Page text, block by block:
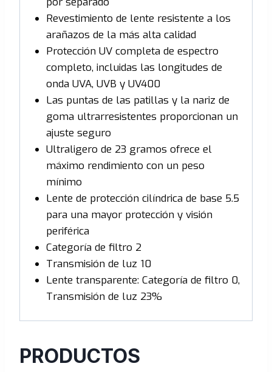
Revestimiento de lente resistente a los
arañazos de la más alta calidad
Protección UV completa de espectro
completo, incluidas las longitudes de
onda UVA, UVB y UV400
Las puntas de las patillas y la nariz de
goma ultrarresistentes proporcionan un
ajuste seguro
Ultraligero de 23 gramos ofrece el
máximo rendimiento con un peso
mínimo
Lente de protección cilíndrica de base 5.5
para una mayor protección y visión
periférica
Categoría de filtro 2
Transmisión de luz 10
Lente transparente: Categoría de filtro 0,
Transmisión de luz 23%
PRODUCTOS